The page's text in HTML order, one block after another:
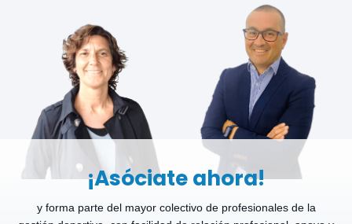
¡Asóciate ahora!
y forma parte del mayor colectivo de profesionales de la